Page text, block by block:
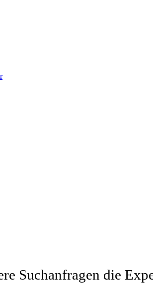
Suchanfragen die